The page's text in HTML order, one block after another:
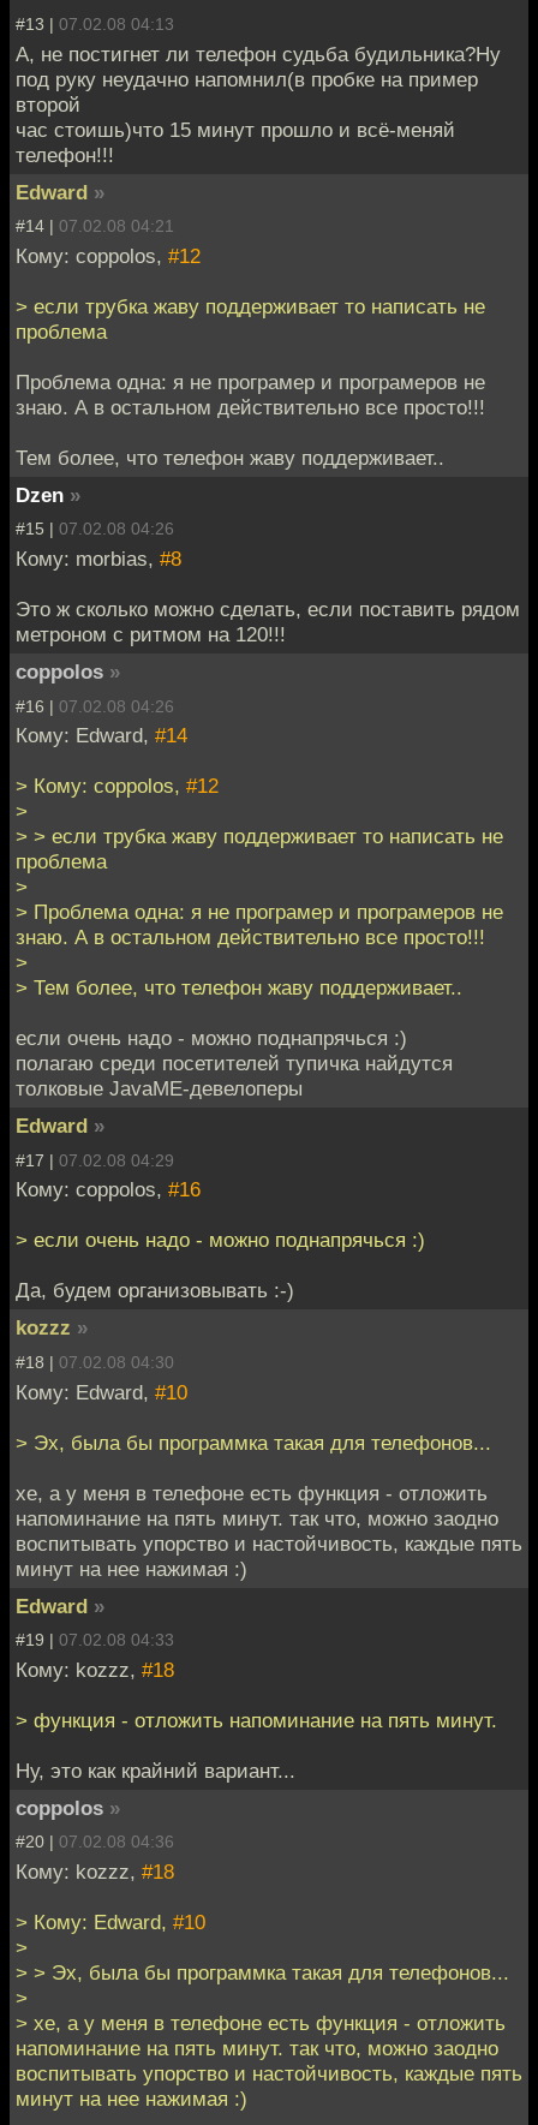
#13 | 07.02.08 04:13
А, не постигнет ли телефон судьба будильника?Ну
под руку неудачно напомнил(в пробке на пример
второй
час стоишь)что 15 минут прошло и всё-меняй
телефон!!!
Edward »
#14 | 07.02.08 04:21
Кому: coppolos, #12
> если трубка жаву поддерживает то написать не
проблема
Проблема одна: я не програмер и програмеров не
знаю. А в остальном действительно все просто!!!
Тем более, что телефон жаву поддерживает..
Dzen »
#15 | 07.02.08 04:26
Кому: morbias, #8
Это ж сколько можно сделать, если поставить рядом
метроном с ритмом на 120!!!
coppolos »
#16 | 07.02.08 04:26
Кому: Edward, #14
> Кому: coppolos, #12
>
> > если трубка жаву поддерживает то написать не
проблема
>
> Проблема одна: я не програмер и програмеров не
знаю. А в остальном действительно все просто!!!
>
> Тем более, что телефон жаву поддерживает..
если очень надо - можно поднапрячься :)
полагаю среди посетителей тупичка найдутся
толковые JavaME-девелоперы
Edward »
#17 | 07.02.08 04:29
Кому: coppolos, #16
> если очень надо - можно поднапрячься :)
Да, будем организовывать :-)
kozzz »
#18 | 07.02.08 04:30
Кому: Edward, #10
> Эх, была бы программка такая для телефонов...
хе, а у меня в телефоне есть функция - отложить
напоминание на пять минут. так что, можно заодно
воспитывать упорство и настойчивость, каждые пять
минут на нее нажимая :)
Edward »
#19 | 07.02.08 04:33
Кому: kozzz, #18
> функция - отложить напоминание на пять минут.
Ну, это как крайний вариант...
coppolos »
#20 | 07.02.08 04:36
Кому: kozzz, #18
> Кому: Edward, #10
>
> > Эх, была бы программка такая для телефонов...
>
> хе, а у меня в телефоне есть функция - отложить
напоминание на пять минут. так что, можно заодно
воспитывать упорство и настойчивость, каждые пять
минут на нее нажимая :)